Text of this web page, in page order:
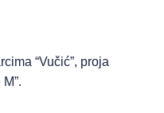
“Vučić”, proja